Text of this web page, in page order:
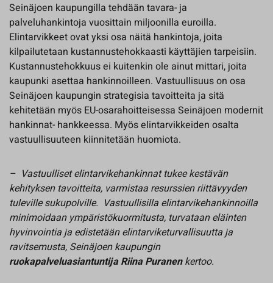
Seinäjoen kaupungilla tehdään tavara- ja
palveluhankintoja vuosittain miljoonilla euroilla.
Elintarvikkeet ovat yksi osa näitä hankintoja, joita
kilpailutetaan kustannustehokkaasti käyttäjien tarpeisiin.
Kustannustehokkuus ei kuitenkin ole ainut mittari, joita
kaupunki asettaa hankinnoilleen. Vastuullisuus on osa
Seinäjoen kaupungin strategisia tavoitteita ja sitä
kehitetään myös EU-osarahoitteisessa Seinäjoen modernit
hankinnat- hankkeessa. Myös elintarvikkeiden osalta
vastuullisuuteen kiinnitetään huomiota.
– Vastuulliset elintarvikehankinnat tukee kestävän
kehityksen tavoitteita, varmistaa resurssien riittävyyden
tuleville sukupolville. Vastuullisilla elintarvikehankinnoilla
minimoidaan ympäristökuormitusta, turvataan eläinten
hyvinvointia ja edistetään elintarviketurvallisuutta ja
ravitsemusta, Seinäjoen kaupungin
ruokapalveluasiantuntija Riina Puranenkertoo.